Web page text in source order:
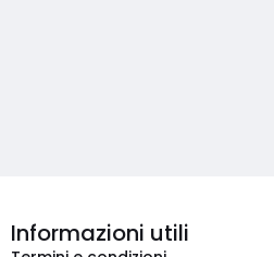
Informazioni utili